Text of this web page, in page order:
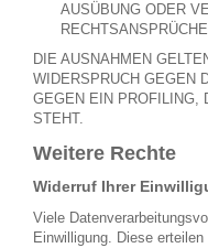
AUSÜBUNG ODER
DIE AUSNAHMEN
WIDERSPRUCH GEGEN
GEGEN EIN PROFILING,
STEHT.
Weitere Rechte
Widerruf Ihrer
Viele
Einwilligung. Diese